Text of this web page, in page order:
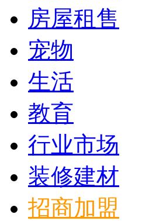
房屋租售
宠物
生活
教育
行业市场
装修建材
招商加盟